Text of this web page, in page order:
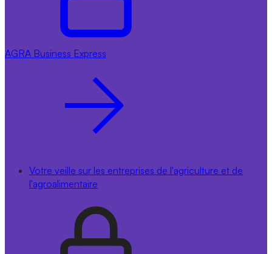
AGRA Business Express
Votre veille sur les entreprises de l'agriculture et de
l'agroalimentaire